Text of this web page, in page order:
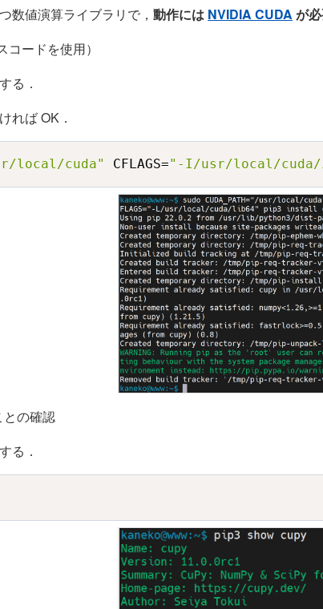
数値演算ライブラリで， 動作には NVIDIA CUDA が
ードを使用）
る．
れば OK．
local/cuda" CFLAGS="-I/usr/local/cuda/
の確認
る．